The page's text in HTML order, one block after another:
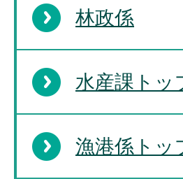
林政係
水産課トッ
漁港係トッ